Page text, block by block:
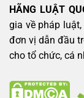
HÃNG LUẬT
gia về pháp
đơn vị dẫn đầu
cho tổ chức, cá